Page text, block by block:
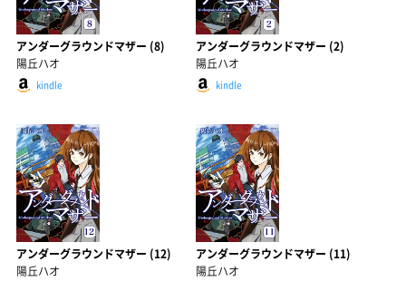
アンダーグラウンドマザー (8)
陽丘ハオ
kindle
アンダーグラウンドマザー (2)
陽丘ハオ
kindle
アンダーグラウンドマザー (12)
陽丘ハオ
アンダーグラウンドマザー (11)
陽丘ハオ